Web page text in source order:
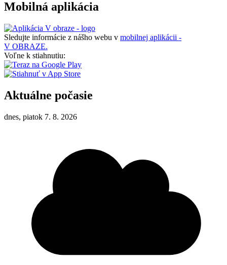
Mobilná aplikácia
Sledujte informácie z nášho webu v mobilnej aplikácii -
V OBRAZE.
Voľne k stiahnutiu:
Aktuálne počasie
dnes, piatok 7. 8. 2026